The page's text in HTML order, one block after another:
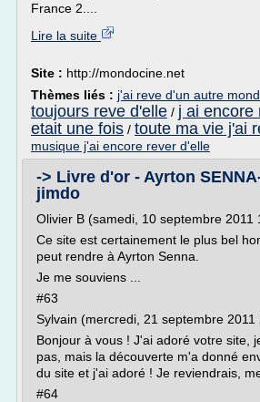
France 2....
Lire la suite
Site : http://mondocine.net
Thèmes liés : j'ai reve d'un autre
toujours reve d'elle / j ai encore
etait une fois / toute ma vie j'ai
musique j'ai encore rever d'elle
-> Livre d'or - Ayrton
jimdo
Olivier B (samedi, 10 septembre 2011
Ce site est certainement le plus bel
peut rendre à Ayrton Senna.
Je me souviens ...
#63
Sylvain (mercredi, 21 septembre 2011
Bonjour à vous ! J'ai adoré votre site,
pas, mais la découverte m'a donné
du site et j'ai adoré ! Je reviendrais,
#64